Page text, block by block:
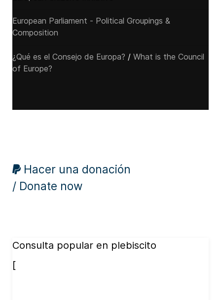
European Parliament - Political Groupings &
Composition
¿Qué es el Consejo de Europa? / What is the Council
of Europe?
Hacer una donación
/ Donate now
Consulta popular en plebiscito
[